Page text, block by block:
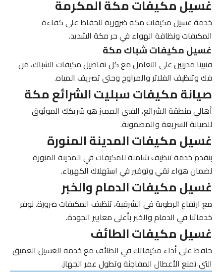
غسيل مكيفات مكة المكرمة
خدمةغسيل مكيفات مكةضرورية للحفاظ على كفاءة
المكيفات ونظافة الهواء في حر مكة الشديد.
غسيل مكيفات شباك مكة
فنيينا مدربين على التعامل مع كل تفاصيل مكيفات الشباك، من
فك وتنظيف الفلاتر والمراوح وحتى تصريف المياه.
صيانة مكيفات سبليت الشرائع مكة
أهالي منطقة الشرائع،الفني المميزهو شريكك الموثوق
للصيانة السريعة والمضمونة.
غسيل مكيفات المدينة المنورة
بنقدم خدمة تنظيف شاملة للمكيفات في المدينة المنورة
لضمان هواء نقي وتوفير في استهلاك الكهرباء.
غسيل مكيفات الدمام والخبر
مع ارتفاع الرطوبة في الشرقية، تنظيف المكيفات ضرورة. نوفر
خدماتنا في الدمام والخبر بأعلى معايير الجودة.
غسيل مكيفات الطائف
حافظ على أداء مكيفاتك في الطائف مع خدمة الغسيل العميق
التي تمنع الأعطال المفاجئة وتطول عمر الجهاز.